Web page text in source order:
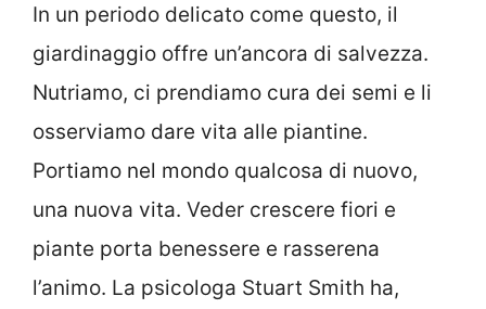
In un periodo delicato come questo, il
giardinaggio offre un’ancora di salvezza.
Nutriamo, ci prendiamo cura dei semi e li
osserviamo dare vita alle piantine.
Portiamo nel mondo qualcosa di nuovo,
una nuova vita. Veder crescere fiori e
piante porta benessere e rasserena
l’animo. La psicologa Stuart Smith ha,